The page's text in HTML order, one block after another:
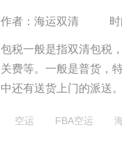
作者：海运双清
包税一般是指双清包税
关费等。一般是普货，
中还有送货上门的派送
空运 FBA空运